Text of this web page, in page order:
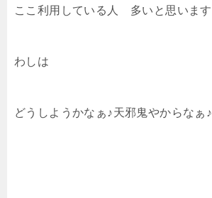
ここ利用している人 多いと思います
わしは
どうしようかなぁ♪天邪鬼やからなぁ♪